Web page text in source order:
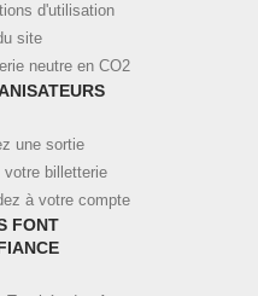
d'utilisation
site
neutre en CO2
une sortie
votre billetterie
à votre compte
FONT